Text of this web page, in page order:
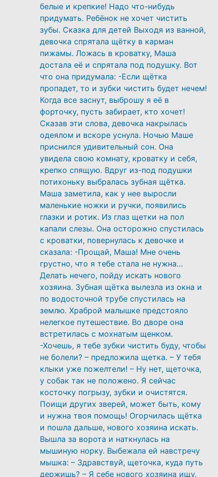
белые и крепкие! Надо что-нибудь
придумать. Ребёнок не хочет чистить
зубы. Сказка для детей Выходя из ванной,
девочка спрятала щётку в карман
пижамы. Ложась в кроватку, Маша
достала её и спрятала под подушку. Вот
что она придумала: -Если щётка
пропадет, то и зубки чистить будет нечем!
Когда все заснут, выброшу я её в
форточку, пусть забирает, кто хочет!
Сказав эти слова, девочка накрылась
одеялом и вскоре уснула. Ночью Маше
приснился удивительный сон. Она
увидела свою комнату, кроватку и себя,
крепко спящую. Вдруг из-под подушки
потихоньку выбралась зубная щётка.
Маша заметила, как у нее выросли
маленькие ножки и ручки, появились
глазки и ротик. Из глаз щетки на пол
капали слезы. Она осторожно спустилась
с кроватки, повернулась к девочке и
сказала: -Прощай, Маша! Мне очень
грустно, что я тебе стала не нужна…
Делать нечего, пойду искать нового
хозяина. Зубная щётка вылезла из окна и
по водосточной трубе спустилась на
землю. Храброй малышке предстояло
нелегкое путешествие. Во дворе она
встретилась с мохнатым щенком.
-Хочешь, я тебе зубки чистить буду, чтобы
не болели? – предложила щетка. – У тебя
клыки уже пожелтели! – Ну нет, щеточка,
у собак так не положено. Я сейчас
косточку погрызу, зубки и очистятся.
Поищи других зверей, может быть, кому
и нужна твоя помощь! Огорчилась щётка
и пошла дальше, нового хозяина искать.
Вышла за ворота и наткнулась на
мышиную норку. Выбежала ей навстречу
мышка: – Здравствуй, щеточка, куда путь
держишь? – Я себе нового хозяина ищу.